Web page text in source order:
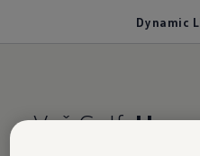
Dynamic
Vaš Golf.U